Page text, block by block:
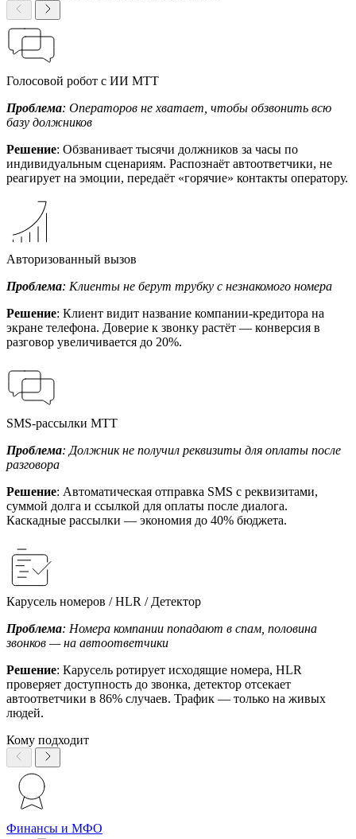
Голосовой робот с ИИ МТТ
Проблема: Операторов не хватает, чтобы обзвонить всю
базу должников
Решение: Обзванивает тысячи должников за часы по
индивидуальным сценариям. Распознаёт автоответчики, не
реагирует на эмоции, передаёт «горячие» контакты оператору.
Авторизованный вызов
Проблема: Клиенты не берут трубку с незнакомого номера
Решение: Клиент видит название компании-кредитора на
экране телефона. Доверие к звонку растёт — конверсия в
разговор увеличивается до 20%.
SMS-рассылки МТТ
Проблема: Должник не получил реквизиты для оплаты после
разговора
Решение: Автоматическая отправка SMS с реквизитами,
суммой долга и ссылкой для оплаты после диалога.
Каскадные рассылки — экономия до 40% бюджета.
Карусель номеров / HLR / Детектор
Проблема: Номера компании попадают в спам, половина
звонков — на автоответчики
Решение: Карусель ротирует исходящие номера, HLR
проверяет доступность до звонка, детектор отсекает
автоответчики в 86% случаев. Трафик — только на живых
людей.
Кому подходит
Финансы и МФО